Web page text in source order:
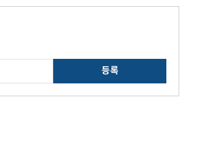
등록